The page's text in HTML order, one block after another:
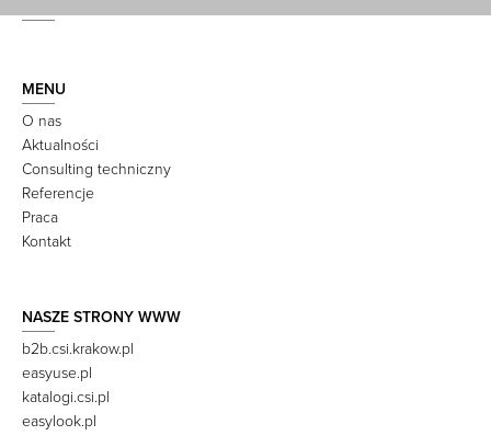
MENU
O nas
Aktualności
Consulting techniczny
Referencje
Praca
Kontakt
NASZE STRONY WWW
b2b.csi.krakow.pl
easyuse.pl
katalogi.csi.pl
easylook.pl